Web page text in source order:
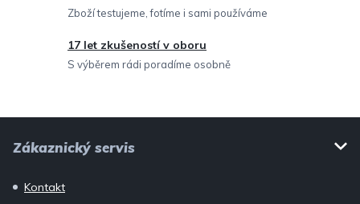
y
v
ý
Zboží testujeme, fotíme i sami používáme
17 let zkušeností v oboru
S výběrem rádi poradíme osobně
Zákaznický servis
Kontakt